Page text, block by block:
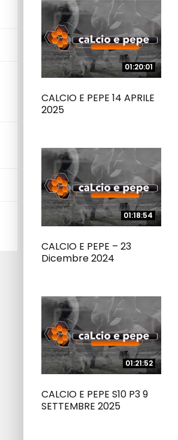
01:20:01
01:20:01
CALCIO E PEPE 14 APRILE
2025
01:18:54
01:18:54
CALCIO E PEPE – 23
Dicembre 2024
01:21:52
01:21:52
CALCIO E PEPE S10 P3 9
SETTEMBRE 2025